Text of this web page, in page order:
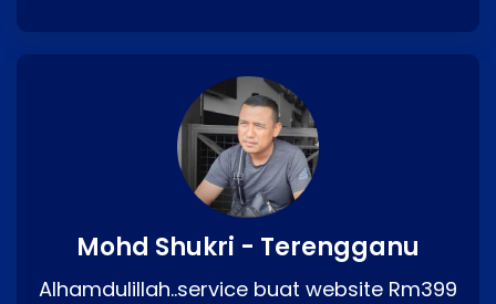
Mohd Shukri - Terengganu
Alhamdulillah..service buat website Rm399